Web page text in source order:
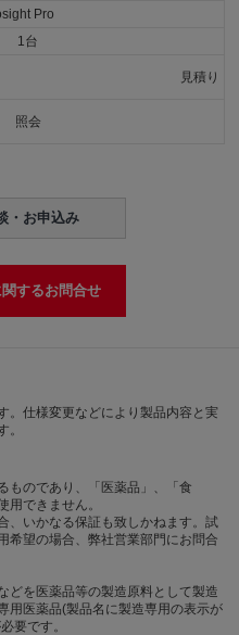
Pro
1台
見積り
照会
・お申込み
するお問合せ
。仕様変更などにより製品内容と実
。
ものであり、「医薬品」、「食
用できません。
、いかなる保証も致しかねます。試
希望の場合、弊社営業部門にお問合
どを医薬品等の製造原料として製造
用医薬品(製品名に製造専用の表示が
要です。